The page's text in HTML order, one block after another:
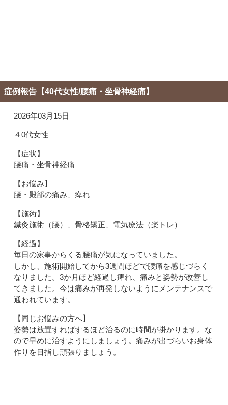
症例報告【40代女性/腰痛・坐骨神経痛】
2026年03月15日
４0代女性
【症状】
腰痛・坐骨神経痛
【お悩み】
腰・殿部の痛み、痺れ
【施術】
鍼灸施術（腰）、骨格矯正、電気療法（楽トレ）
【経過】
毎日の家事からくる腰痛が気になっていました。
しかし、施術開始してから3週間ほどで腰痛を感じづらく
なりました。3か月ほど経過し痺れ、痛みと姿勢が改善し
てきました。今は痛みが再発しないようにメンテナンスで
通われています。
【同じお悩みの方へ】
姿勢は放置すればするほど治るのに時間が掛かります。な
ので早めに治すようにしましょう。痛みが出づらいお身体
作りを目指し頑張りましょう。